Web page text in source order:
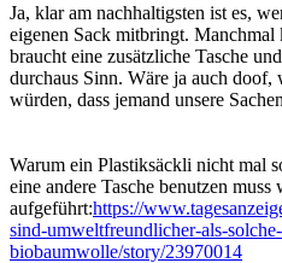
Ja, klar am nachhaltigsten ist es,
eigenen Sack mitbringt. Manchmal
braucht eine zusätzliche Tasche
durchaus Sinn. Wäre ja auch
würden, dass jemand unsere
Warum ein Plastiksäckli nicht mal
eine andere Tasche benutzen
aufgeführt:https://
sind-umweltfreundlicher-als-
biobaumwolle/story/23970014